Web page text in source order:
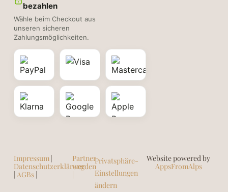
bezahlen
Wähle beim Checkout aus
unseren sicheren
Zahlungsmöglichkeiten.
Impressum|
Datenschutzerklärung
AGBs|
Partner
werden
Privatsphäre-
Einstellungen
ändern
Website powered by
AppsFromAlps